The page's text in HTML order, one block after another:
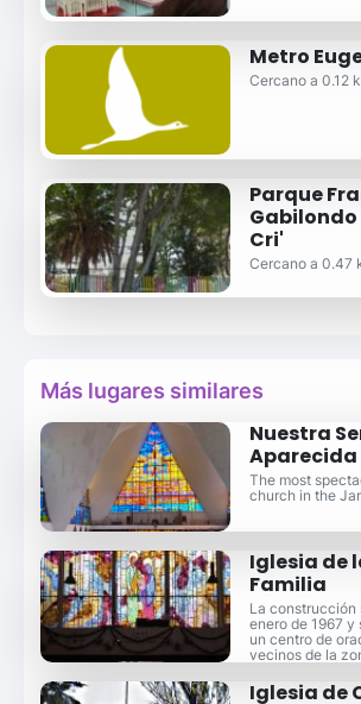
Metro
Cercano a 0.12
Parque
Gabilondo
Cri'
Cercano a 0.47
Más lugares similares
Nuestra
Aparecida
The most
church in the
Iglesia de
Familia
La construcción
enero de 1967 y
un centro de
vecinos de la
Iglesia de